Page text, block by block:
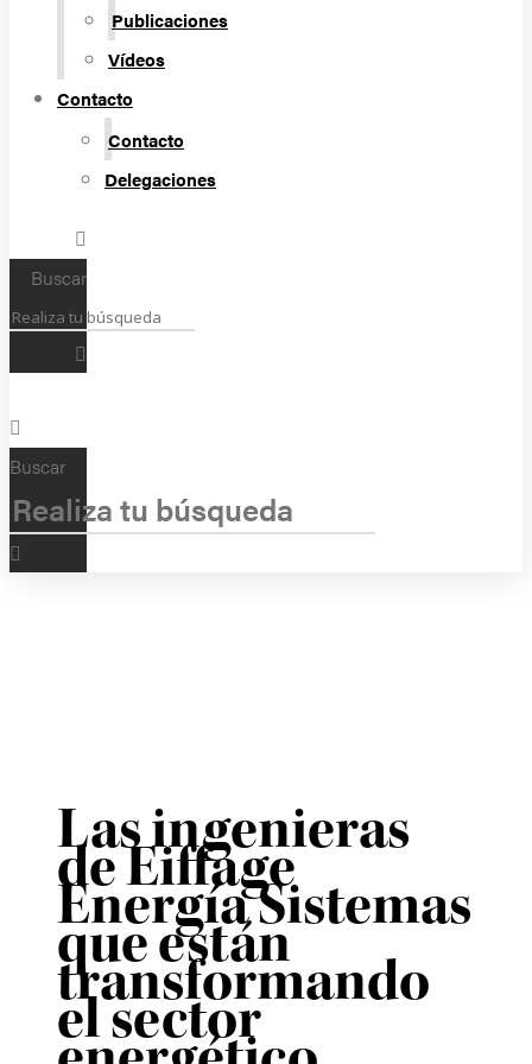
Publicaciones
Vídeos
Contacto
Contacto
Delegaciones
Buscar
Buscar
Las ingenieras
de Eiffage
Energía Sistemas
que están
transformando
el sector